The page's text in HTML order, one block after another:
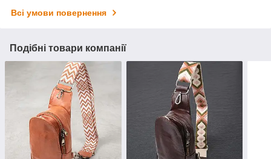
Всі умови повернення
Подібні товари компанії